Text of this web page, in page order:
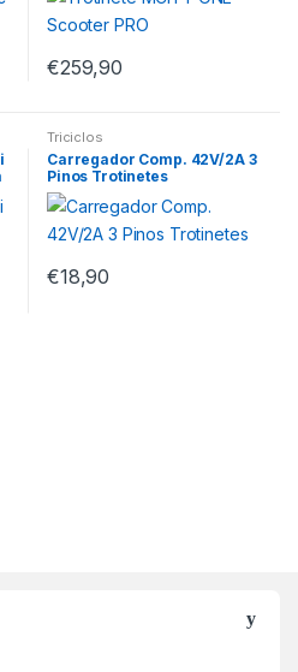
€259,90
Triciclos
Carregador Comp. 42V/2A 3
Pinos Trotinetes
€18,90